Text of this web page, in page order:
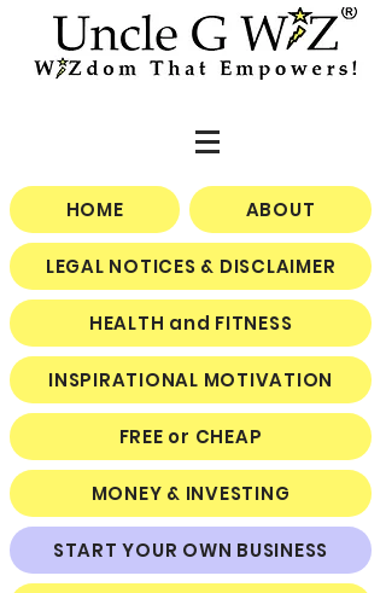
HOME ABOUT
LEGAL NOTICES & DISCLAIMER
HEALTH and FITNESS
INSPIRATIONAL MOTIVATION
FREE or CHEAP
MONEY & INVESTING
START YOUR OWN BUSINESS